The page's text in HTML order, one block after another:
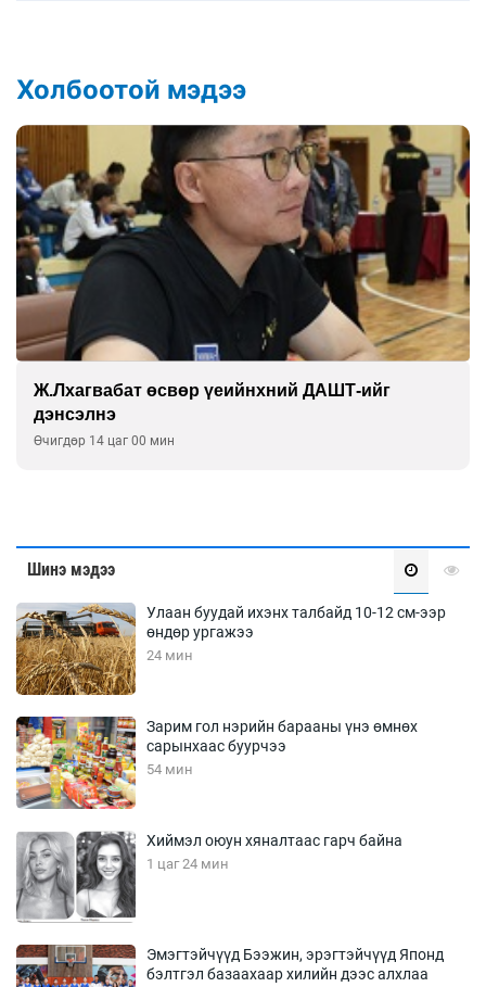
Холбоотой мэдээ
Монголын баг Абу Дабид медалийн хур
буулгаж байна
Өчигдөр 12 цаг 30 мин
Шинэ мэдээ
Улаан буудай ихэнх талбайд 10-12 см-ээр
өндөр ургажээ
24 мин
Зарим гол нэрийн барааны үнэ өмнөх
сарынхаас буурчээ
54 мин
Хиймэл оюун хяналтаас гарч байна
1 цаг 24 мин
Эмэгтэйчүүд Бээжин, эрэгтэйчүүд Японд
бэлтгэл базаахаар хилийн дээс алхлаа